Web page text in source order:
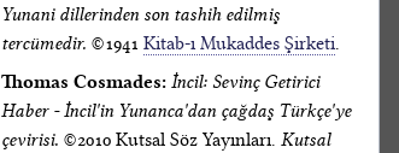
Yunani dillerinden son tashih edilmiş
tercümedir. ©1941 Kitab-ı Mukaddes Şirketi.
Thomas Cosmades: İncil: Sevinç Getirici
Haber - İncil'in Yunanca'dan çağdaş Türkçe'ye
çevirisi. ©2010 Kutsal Söz Yayınları. Kutsal